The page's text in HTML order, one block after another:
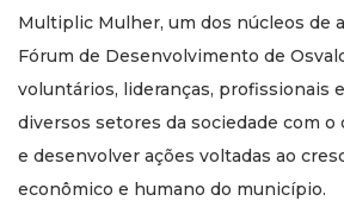
Multiplic Mulher, um dos núcleos de
Fórum de Desenvolvimento de
voluntários, lideranças, profissionais
diversos setores da sociedade com
e desenvolver ações voltadas ao
econômico e humano do município.